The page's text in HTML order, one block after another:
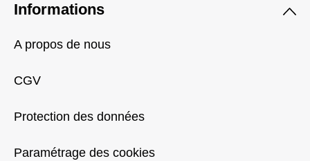
Informations
A propos de nous
CGV
Protection des données
Paramétrage des cookies